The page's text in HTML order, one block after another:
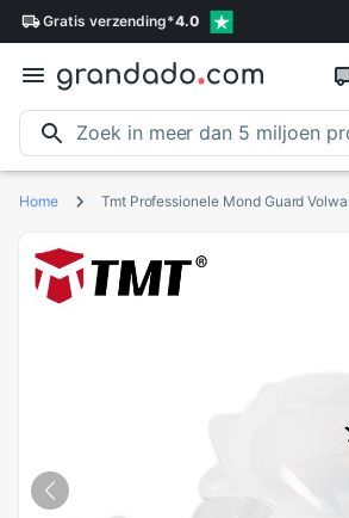
Gratis verzending*4.0
Home